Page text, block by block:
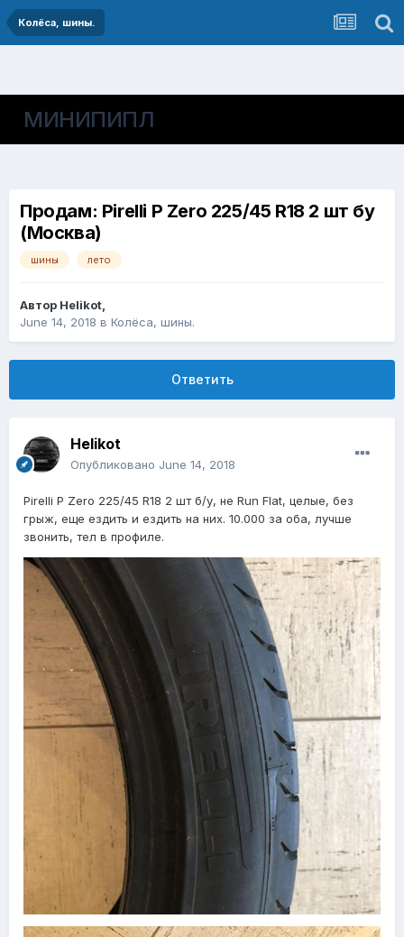
Колёса, шины.
МИНИПИПЛ
Продам: Pirelli P Zero 225/45 R18 2 шт бу
(Москва)
шины лето
Автор Helikot,
June 14, 2018 в Колёса, шины.
Ответить
Helikot
Опубликовано June 14, 2018
Pirelli P Zero 225/45 R18 2 шт б/у, не Run Flat, целые, без
грыж, еще ездить и ездить на них. 10.000 за оба, лучше
звонить, тел в профиле.